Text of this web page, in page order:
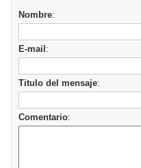
Nombre:
E-mail :
Titulo del mensaje:
Comentario: